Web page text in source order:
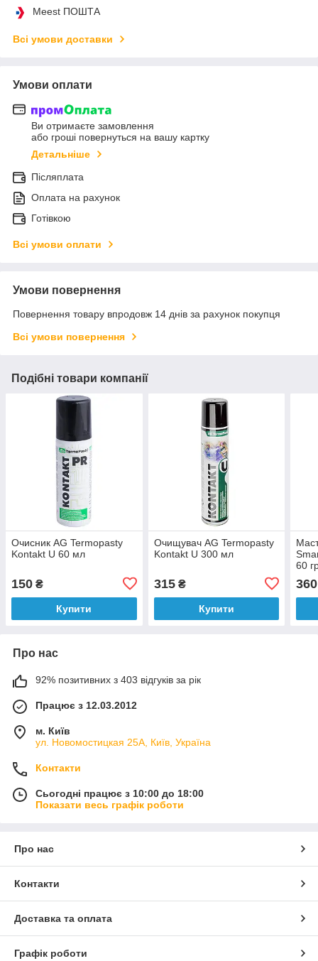
Meest ПОШТА
Всі умови доставки
Умови оплати
Ви отримаєте замовлення
або гроші повернуться на вашу картку
Детальніше
Післяплата
Оплата на рахунок
Готівкою
Всі умови оплати
Умови повернення
Повернення товару впродовж 14 днів за рахунок покупця
Всі умови повернення
Подібні товари компанії
Очисник AG Termopasty
Kontakt U 60 мл
150 ₴
Купити
Очищувач AG Termopasty
Kontakt U 300 мл
315₴
Купити
60
360
Про нас
92% позитивних з 403 відгуків за рік
Працює з 12.03.2012
м. Київ
ул. Новомостицкая 25А, Київ, Україна
Контакти
Сьогодні працює з 10:00 до 18:00
Показати весь графік роботи
Про нас
Контакти
Доставка та оплата
Графік роботи